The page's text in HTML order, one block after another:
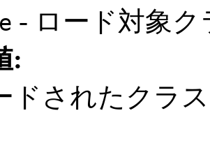
- ロード対象ク
:
ドされたクラ